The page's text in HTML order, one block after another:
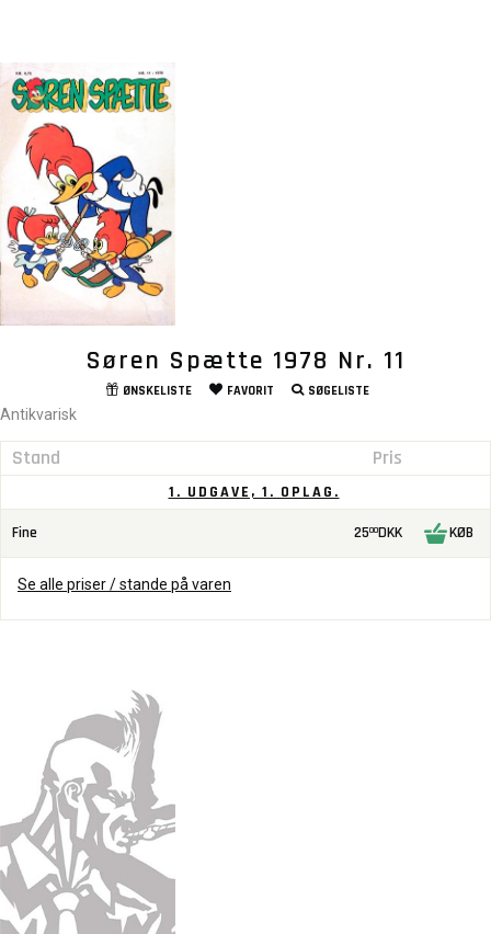
Søren Spætte 1978 Nr. 11
ØNSKELISTE FAVORIT SØGELISTE
Antikvarisk
Stand Pris
1. UDGAVE, 1. OPLAG.
Fine 2500DKK KØB
Se alle priser / stande på varen